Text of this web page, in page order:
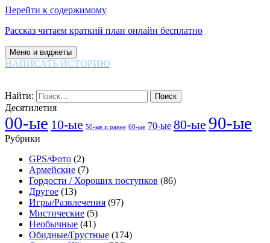
Перейти к содержимому
Рассказ читаем краткий план онлайн бесплатно
Меню и виджеты
НАПИСАТЬ ИСТОРИЮ
Найти:
Десятилетия
00-ые 10-ые 50-ые и ранее 60-ые 70-ые 80-ые 90-ые
Рубрики
GPS/Фото (2)
Армейские (7)
Гордости / Хороших поступков (86)
Другое (13)
Игры/Развлечения (97)
Мистические (5)
Необычные (41)
Обидные/Грустные (174)